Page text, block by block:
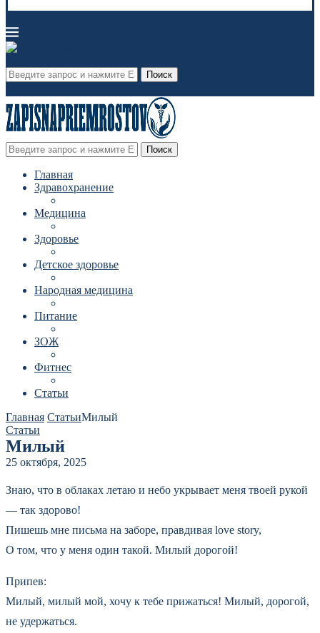
Поиск
Поиск
Главная
Здравохранение
Медицина
Здоровье
Детское здоровье
Народная медицина
Питание
ЗОЖ
Фитнес
Статьи
Главная СтатьиМилый
Статьи
Милый
25 октября, 2025
Знаю, что в облаках летаю и небо укрывает меня твоей рукой
— так здорово!
Пишешь мне письма на заборе, правдивая love story,
О том, что у меня один такой. Милый дорогой!
Припев:
Милый, милый мой, хочу к тебе прижаться! Милый, дорогой,
не удержаться.